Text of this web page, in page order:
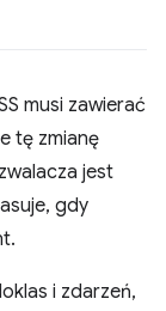
musi zawierać
tę zmianę
jest
gdy
i zdarzeń,